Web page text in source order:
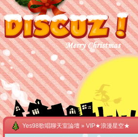
Yes98歌唱聊天室論壇 » VIP★浪漫星空★